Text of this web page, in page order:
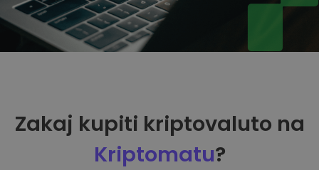
Zakaj kupiti kriptovaluto na
Kriptomatu?